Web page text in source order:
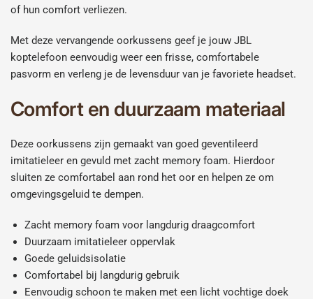
of hun comfort verliezen.
Met deze vervangende oorkussens geef je jouw JBL
koptelefoon eenvoudig weer een frisse, comfortabele
pasvorm en verleng je de levensduur van je favoriete headset.
Comfort en duurzaam materiaal
Deze oorkussens zijn gemaakt van goed geventileerd
imitatieleer en gevuld met zacht memory foam. Hierdoor
sluiten ze comfortabel aan rond het oor en helpen ze om
omgevingsgeluid te dempen.
Zacht memory foam voor langdurig draagcomfort
Duurzaam imitatieleer oppervlak
Goede geluidsisolatie
Comfortabel bij langdurig gebruik
Eenvoudig schoon te maken met een licht vochtige doek